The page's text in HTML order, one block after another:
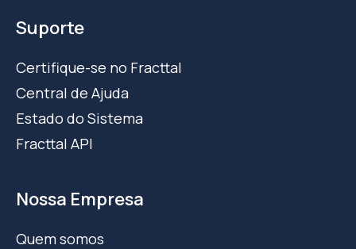
Suporte
Certifique-se no Fracttal
Central de Ajuda
Estado do Sistema
Fracttal API
Nossa Empresa
Quem somos